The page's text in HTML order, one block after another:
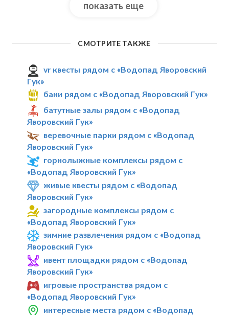
показать еще
СМОТРИТЕ ТАКЖЕ
vr квесты рядом с «Водопад Яворовский
Гук»
бани рядом с «Водопад Яворовский Гук»
батутные залы рядом с «Водопад
Яворовский Гук»
веревочные парки рядом с «Водопад
Яворовский Гук»
горнолыжные комплексы рядом с
«Водопад Яворовский Гук»
живые квесты рядом с «Водопад
Яворовский Гук»
загородные комплексы рядом с
«Водопад Яворовский Гук»
зимние развлечения рядом с «Водопад
Яворовский Гук»
ивент площадки рядом с «Водопад
Яворовский Гук»
игровые пространства рядом с
«Водопад Яворовский Гук»
интересные места рядом с «Водопад